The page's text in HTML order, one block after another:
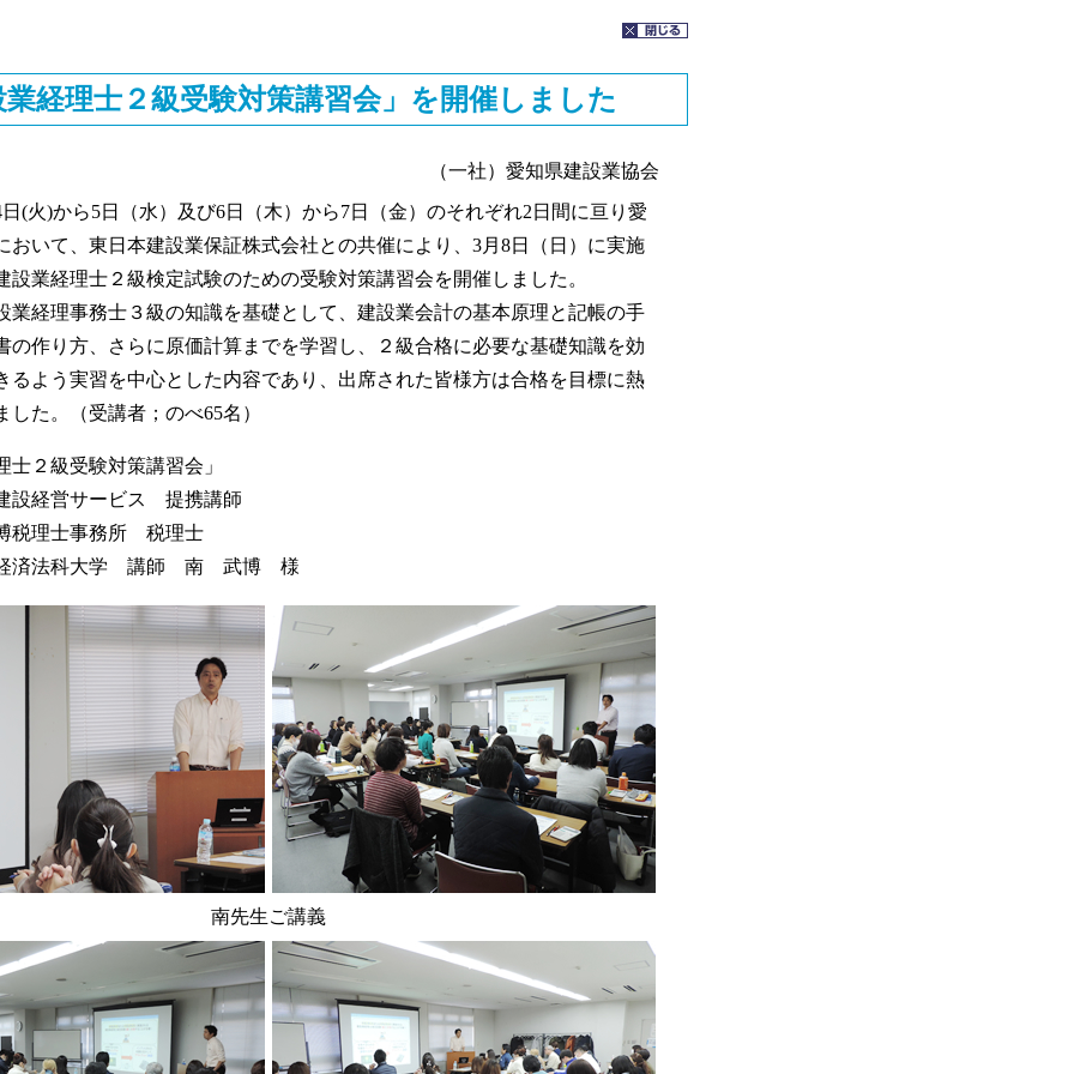
経理士２級受験対策講習会」を開催しました
（一社）愛知県建設業協会
(火)から5日（水）及び6日（木）から7日（金）のそれぞれ2日間に亘り愛
おいて、東日本建設業保証株式会社との共催により、3月8日（日）に実施
設業経理士２級検定試験のための受験対策講習会を開催しました。
経理事務士３級の知識を基礎として、建設業会計の基本原理と記帳の手
の作り方、さらに原価計算までを学習し、２級合格に必要な基礎知識を効
るよう実習を中心とした内容であり、出席された皆様方は合格を目標に熱
した。（受講者；のべ65名）
士２級受験対策講習会」
設経営サービス 提携講師
士事務所 税理士
科大学 講師 南 武博 様
南先生ご講義